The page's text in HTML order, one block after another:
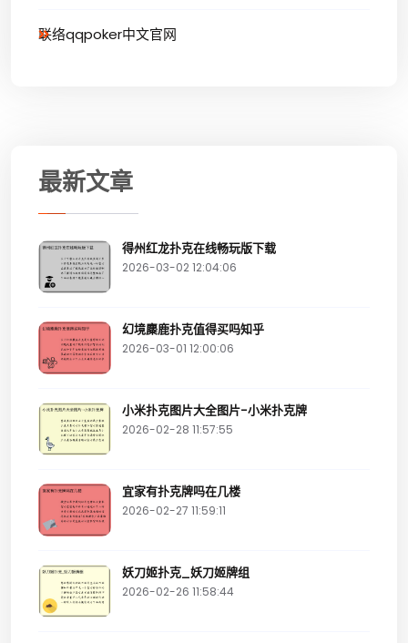
联络qqpoker中文官网
最新文章
得州红龙扑克在线畅玩版下载
2026-03-02 12:04:06
幻境麋鹿扑克值得买吗知乎
2026-03-01 12:00:06
小米扑克图片大全图片-小米扑克牌
2026-02-28 11:57:55
宜家有扑克牌吗在几楼
2026-02-27 11:59:11
妖刀姬扑克_妖刀姬牌组
2026-02-26 11:58:44